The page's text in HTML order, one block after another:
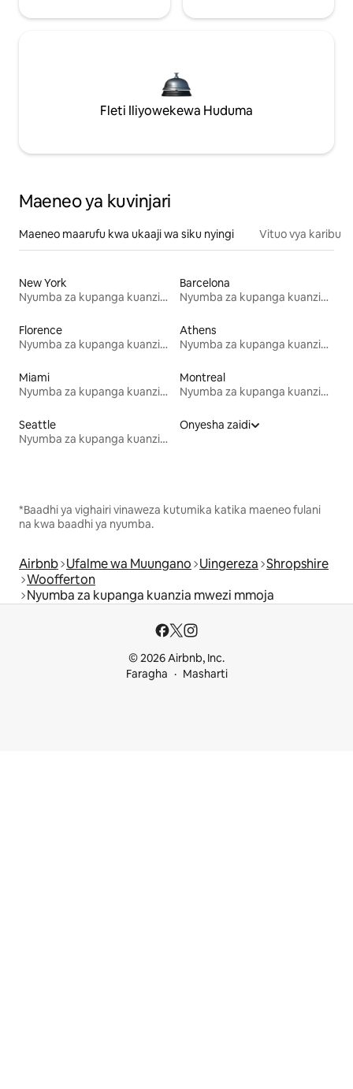
Fleti Iliyowekewa Huduma
Maeneo ya kuvinjari
Maeneo maarufu kwa ukaaji wa siku nyingi Vituo vya karibu
New York
Nyumba za kupanga kuanzia mwezi mmoja
Barcelona
Nyumba za kupanga kuanzia mwezi mmoja
Florence
Nyumba za kupanga kuanzia mwezi mmoja
Athens
Nyumba za kupanga kuanzia mwezi mmoja
Miami
Nyumba za kupanga kuanzia mwezi mmoja
Montreal
Nyumba za kupanga kuanzia mwezi mmoja
Seattle
Nyumba za kupanga kuanzia mwezi mmoja
Onyesha zaidi
*Baadhi ya vighairi vinaweza kutumika katika maeneo fulani
na kwa baadhi ya nyumba.
Airbnb Ufalme wa Muungano Uingereza Shropshire
Woofferton
Nyumba za kupanga kuanzia mwezi mmoja
© 2026 Airbnb, Inc.
Faragha
Masharti